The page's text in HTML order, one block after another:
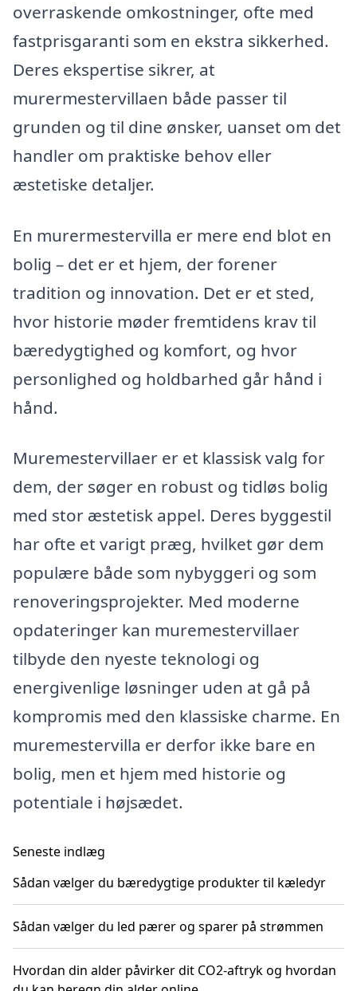
overraskende omkostninger, ofte med
fastprisgaranti som en ekstra sikkerhed.
Deres ekspertise sikrer, at
murermestervillaen både passer til
grunden og til dine ønsker, uanset om det
handler om praktiske behov eller
æstetiske detaljer.
En murermestervilla er mere end blot en
bolig – det er et hjem, der forener
tradition og innovation. Det er et sted,
hvor historie møder fremtidens krav til
bæredygtighed og komfort, og hvor
personlighed og holdbarhed går hånd i
hånd.
Muremestervillaer er et klassisk valg for
dem, der søger en robust og tidløs bolig
med stor æstetisk appel. Deres byggestil
har ofte et varigt præg, hvilket gør dem
populære både som nybyggeri og som
renoveringsprojekter. Med moderne
opdateringer kan muremestervillaer
tilbyde den nyeste teknologi og
energivenlige løsninger uden at gå på
kompromis med den klassiske charme. En
muremestervilla er derfor ikke bare en
bolig, men et hjem med historie og
potentiale i højsædet.
Seneste indlæg
Sådan vælger du bæredygtige produkter til kæledyr
Sådan vælger du led pærer og sparer på strømmen
Hvordan din alder påvirker dit CO2-aftryk og hvordan